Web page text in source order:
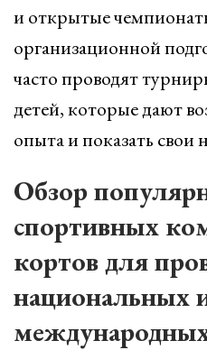
и открытые
организационной
часто проводят
детей, которые дают
опыта и показать свои
Обзор
спортивных
кортов для
национальных